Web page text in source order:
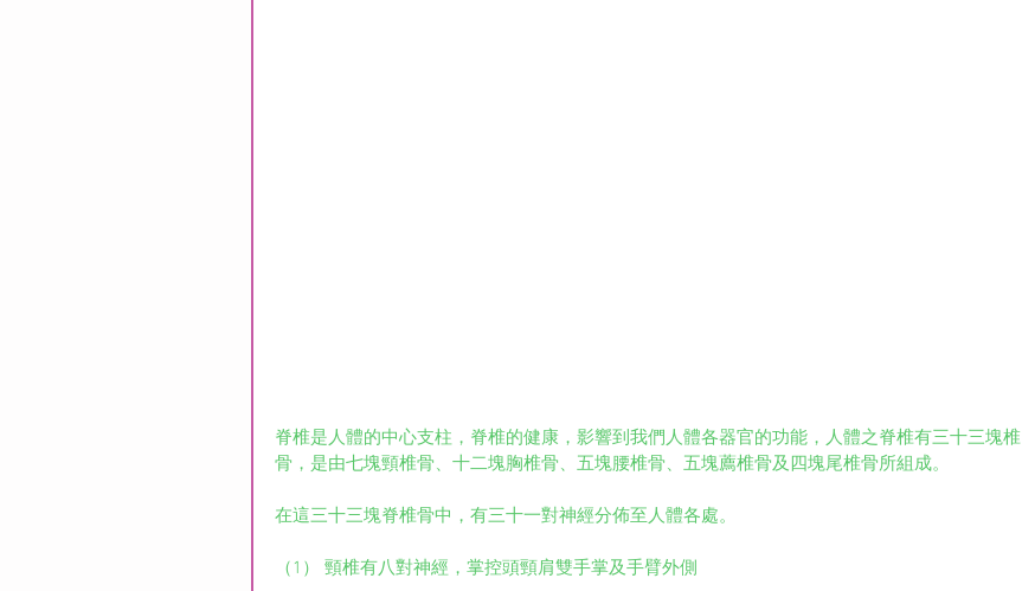
脊椎是人體的中心支柱，脊椎的健康，影響到我們人體各器官的功能，人體之脊椎有三十三塊椎
骨，是由七塊頸椎骨、十二塊胸椎骨、五塊腰椎骨、五塊薦椎骨及四塊尾椎骨所組成。
在這三十三塊脊椎骨中，有三十一對神經分佈至人體各處。
（1） 頸椎有八對神經，掌控頭頸肩雙手掌及手臂外側